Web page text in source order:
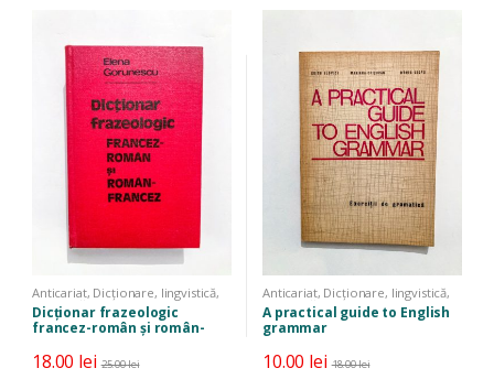
Anticariat, Dicționare, lingvistică,
limbi străine
Dicționar frazeologic
francez-român și român-
18.00 lei 25.00lei
Anticariat, Dicționare, lingvistică,
limbi străine, Manuale, auxiliare,
cursuri
A practical guide to English
grammar
10.00 lei 18.00lei